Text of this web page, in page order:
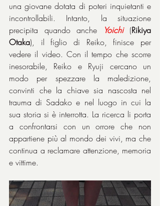
una giovane dotata di poteri inquietanti e
incontrollabili. Intanto, la situazione
precipita quando anche
Yoichi (Rikiya
Otaka), il figlio di Reiko, finisce per
vedere il video. Con il tempo che scorre
inesorabile, Reiko e Ryuji cercano un
modo per spezzare la maledizione,
convinti che la chiave sia nascosta nel
trauma di Sadako e nel luogo in cui la
sua storia si è interrotta. La ricerca li porta
a confrontarsi con un orrore che non
appartiene più al mondo dei vivi, ma che
continua a reclamare attenzione, memoria
e vittime.